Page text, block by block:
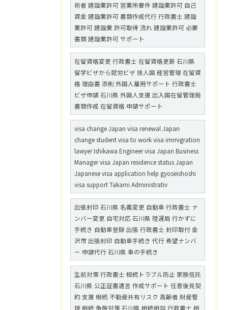
術者 建設業許可 営業所要件 建設業許可 自己
資金 建設業許可 書類作成代行 行政書士 建設
業許可 建設業 許可取得 流れ 建設業許可 必要
書類 建設業許可 サポート
在留資格変更 行政書士 在留資格更新 石川県
留学ビザから就労ビザ 技人国 経営管理 在留資
格 理由書 添削 外国人雇用サポート 行政書士
ビザ申請 石川県 外国人支援 出入国在留管理局
書類作成 在留資格 申請サポート
visa change Japan visa renewal Japan
change student visa to work visa immigration
lawyer Ishikawa Engineer visa Japan Business
Manager visa Japan residence status Japan
Japanese visa application help gyoseishoshi
visa support Takami Administrativ
出張封印 石川県 名義変更 自動車 行政書士 ナ
ンバー変更 自宅対応 石川県 陸運局 行かずに
手続き 自動車登録 出張 行政書士 封印取付 金
沢市 出張封印 自動車手続き 代行 希望ナンバ
ー 申請代行 石川県 車の手続き
生前対策 行政書士 相続トラブル防止 家族信託
石川県 公正証書遺言 作成サポート 任意後見契
約 支援 相続 不動産共有リスク 高齢者 財産管
理 相続 争族対策 石川県 相続相談 行政書士 相